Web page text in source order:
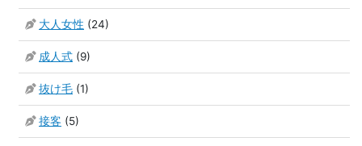
大人女性 (24)
成人式 (9)
抜け毛 (1)
接客 (5)